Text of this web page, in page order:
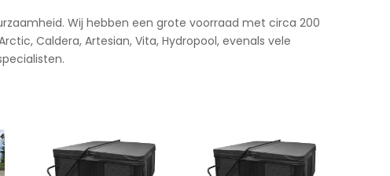
Wij hebben een grote voorraad met circa 200
Caldera, Artesian, Vita, Hydropool, evenals vele